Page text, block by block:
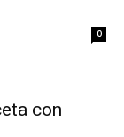
0
con